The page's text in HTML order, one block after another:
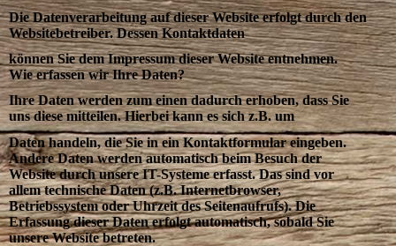
Die Datenverarbeitung auf dieser Website erfolgt durch den
Websitebetreiber. Dessen Kontaktdaten
können Sie dem Impressum dieser Website entnehmen.
Wie erfassen wir Ihre Daten?
Ihre Daten werden zum einen dadurch erhoben, dass Sie
uns diese mitteilen. Hierbei kann es sich z.B. um
Daten handeln, die Sie in ein Kontaktformular eingeben.
Andere Daten werden automatisch beim Besuch der
Website durch unsere IT-Systeme erfasst. Das sind vor
allem technische Daten (z.B. Internetbrowser,
Betriebssystem oder Uhrzeit des Seitenaufrufs). Die
Erfassung dieser Daten erfolgt automatisch, sobald Sie
unsere Website betreten.